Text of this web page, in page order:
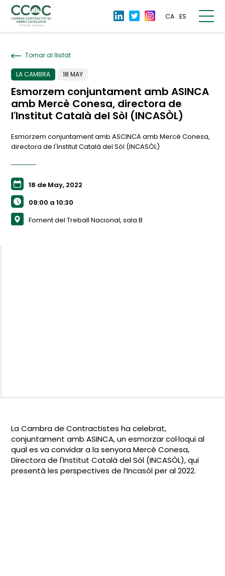
CA ES
Tornar al llistat
LA CAMBRA 18 MAY
Esmorzem conjuntament amb ASINCA
amb Mercè Conesa, directora de
l'Institut Català del Sòl (INCASÒL)
Esmorzem conjuntament amb ASCINCA amb Mercè Conesa,
directora de l'Institut Català del Sòl (INCASÒL)
18 de May, 2022
09:00 a 10:30
Foment del Treball Nacional, sala B
La Cambra de Contractistes ha celebrat,
conjuntament amb ASINCA, un esmorzar col·loqui al
qual es va convidar a la senyora Mercè Conesa,
Directora de l'Institut Català del Sòl (INCASÒL), qui
presentà les perspectives de l’Incasòl per al 2022.